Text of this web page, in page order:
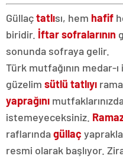
Güllaçtatlısı, hem hafif
biridir. İftar sofralarının
sonunda sofraya gelir.
Türk mutfağının medar-ı
güzelim sütlü tatlıyı
yaprağını
istemeyeceksiniz.
raflarındagüllaç
resmi olarak başlıyor.